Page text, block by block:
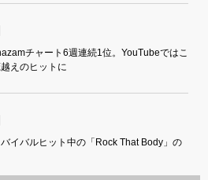
チャート6週連続1位。YouTubeではこ
えのヒットに
イバルヒット中の「Rock That Body」の